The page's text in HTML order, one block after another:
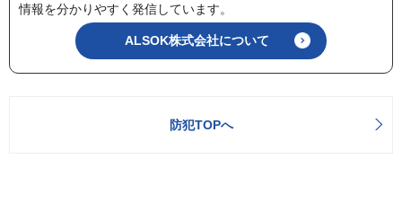
情報を分かりやすく発信しています。
ALSOK株式会社について
防犯TOPへ